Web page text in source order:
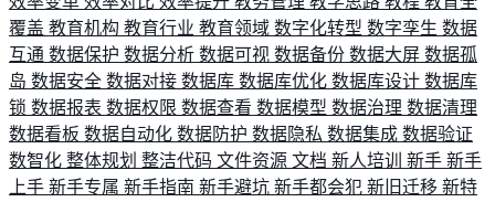
覆盖 教育机构 教育行业 教育领域 数字化转型 数字孪生 数据
互通 数据保护 数据分析 数据可视 数据备份 数据大屏 数据孤
岛 数据安全 数据对接 数据库 数据库优化 数据库设计 数据库
锁 数据报表 数据权限 数据查看 数据模型 数据治理 数据清理
数据看板 数据自动化 数据防护 数据隐私 数据集成 数据验证
数智化 整体规划 整洁代码 文件资源 文档 新人培训 新手 新手
上手 新手专属 新手指南 新手避坑 新手都会犯 新旧迁移 新特